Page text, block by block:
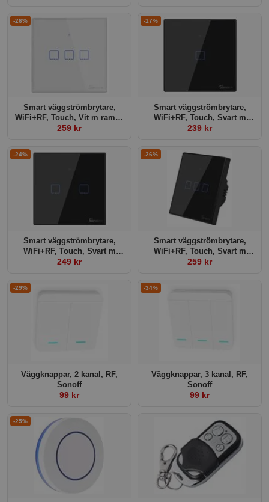
-26%
Smart väggströmbrytare,
WiFi+RF, Touch, Vit m ram, 3
kanaler
259 kr
-17%
Smart väggströmbrytare,
WiFi+RF, Touch, Svart m
ram, 1 kanal
239 kr
-24%
Smart väggströmbrytare,
WiFi+RF, Touch, Svart m
ram, 2 kanaler
249 kr
-26%
Smart väggströmbrytare,
WiFi+RF, Touch, Svart m
ram, 3 kanaler
259 kr
-29%
Väggknappar, 2 kanal, RF,
Sonoff
99 kr
-34%
Väggknappar, 3 kanal, RF,
Sonoff
99 kr
-25%